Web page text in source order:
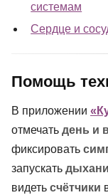
системам
Сердце и
Помощь
В приложении
отмечать день и
фиксировать
запускать
видеть счётчики